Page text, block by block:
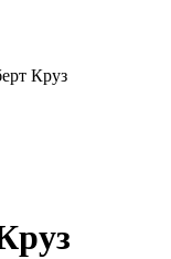
Круз